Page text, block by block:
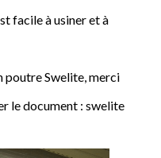
facile à usiner et à
poutre Swelite, merci
le document : swelite